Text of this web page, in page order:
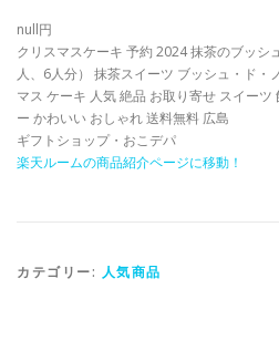
null円
クリスマスケーキ 予約 2024 抹茶のブッシ
人、6人分） 抹茶スイーツ ブッシュ・ド・
マス ケーキ 人気 絶品 お取り寄せ スイー
ー かわいい おしゃれ 送料無料 広島
ギフトショップ・おこデパ
楽天ルームの商品紹介ページに移動！
カテゴリー: 人気商品